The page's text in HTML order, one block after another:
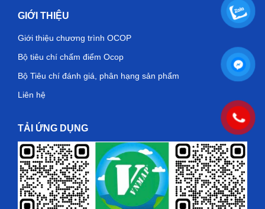
GIỚI THIỆU
Giới thiệu chương trình OCOP
Bộ tiêu chí chấm điểm Ocop
Bộ Tiêu chí đánh giá, phân hạng sản phẩm
Liên hệ
TẢI ỨNG DỤNG